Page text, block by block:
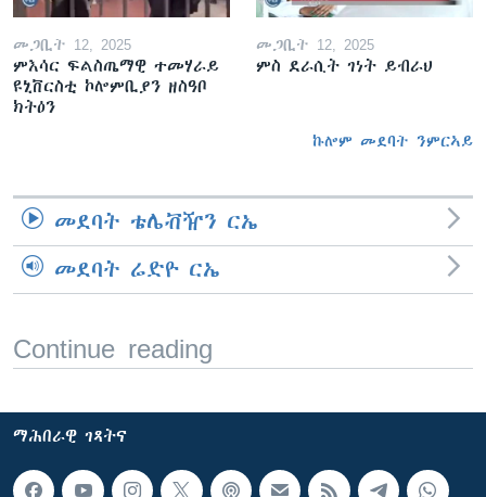
መጋቢት 12, 2025
ምእሳር ፍልስጤማዊ ተመሃራይ
ዩኒቨርስቲ ኮሎምቢያን ዘስዓቦ
ክትዕን
መጋቢት 12, 2025
ምስ ደራሲት ገነት ይብራህ
ኩሎም መደባት ንምርኣይ
መደባት ቴሌቭዥን ርኤ
መደባት ሬድዮ ርኤ
Continue reading
ማሕበራዊ ገጻትና